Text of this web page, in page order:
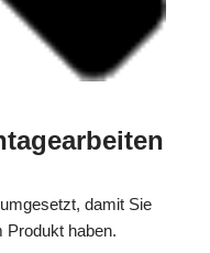
damit Sie
Produkt haben.